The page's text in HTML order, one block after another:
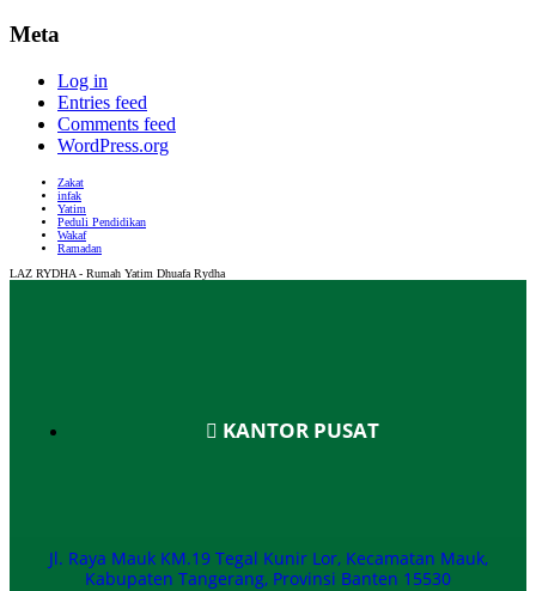
Meta
Log in
Entries feed
Comments feed
WordPress.org
Zakat
infak
Yatim
Peduli Pendidikan
Wakaf
Ramadan
LAZ RYDHA - Rumah Yatim Dhuafa Rydha
KANTOR PUSAT
Jl. Raya Mauk KM.19 Tegal Kunir Lor, Kecamatan Mauk,
Kabupaten Tangerang, Provinsi Banten 15530